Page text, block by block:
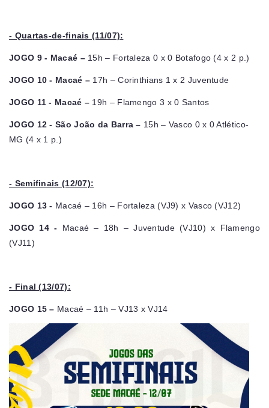
- Quartas-de-finais (11/07):
JOGO 9 - Macaé –15h – Fortaleza 0 x 0 Botafogo (4 x 2 p.)
JOGO 10 - Macaé – 17h – Corinthians 1 x 2 Juventude
JOGO 11 - Macaé – 19h – Flamengo 3 x 0 Santos
JOGO 12 - São João da Barra – 15h – Vasco 0 x 0 Atlético-
MG (4 x 1 p.)
- Semifinais (12/07):
JOGO 13 - Macaé – 16h – Fortaleza (VJ9) x Vasco (VJ12)
JOGO 14 - Macaé – 18h – Juventude (VJ10) x Flamengo
(VJ11)
- Final (13/07):
JOGO 15 – Macaé – 11h – VJ13 x VJ14